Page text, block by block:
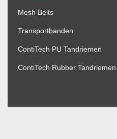
Mesh Belts
Transportbanden
ContiTech PU Tandriemen
ContiTech Rubber Tandriemen